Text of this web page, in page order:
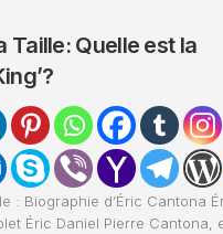
Taille: Quelle est la
: Biographie d’Éric Cantona
Éric Daniel Pierre Cantona,